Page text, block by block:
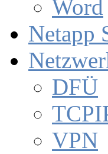
Word
Netapp
DFÜ
VPN